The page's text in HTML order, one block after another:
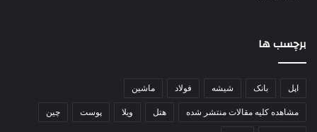
برچسب ها
اپل بانک شیشه فولاد ماشین
مشاهده کلیه مقالات منتشر شده هتل ویلا پوست چین